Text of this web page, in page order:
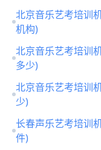
北京音乐艺考培训
机构)
北京音乐艺考培训
多少)
北京音乐艺考培训
少)
长春声乐艺考培训
件)